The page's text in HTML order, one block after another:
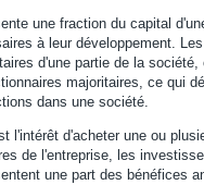
une fraction du capital
à leur développement.
d'une partie de la
majoritaires, ce qui
dans une société.
l'intérêt d'acheter une ou
de l'entreprise, les
une part des bénéfices